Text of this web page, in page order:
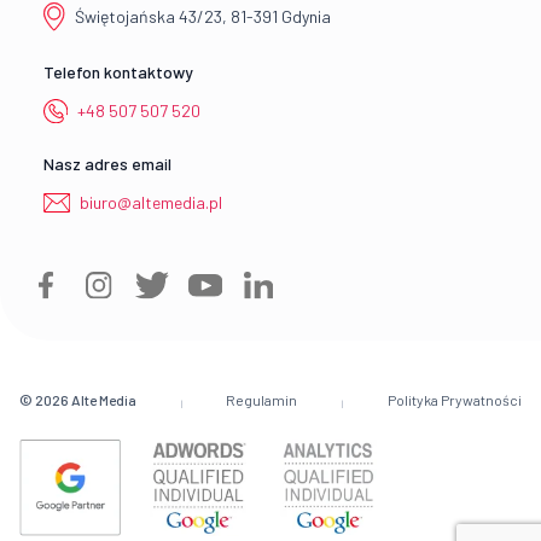
Świętojańska 43/23, 81-391 Gdynia
Telefon kontaktowy
+48 507 507 520
Nasz adres email
biuro@altemedia.pl
© 2026 Alte Media Regulamin Polityka Prywatności